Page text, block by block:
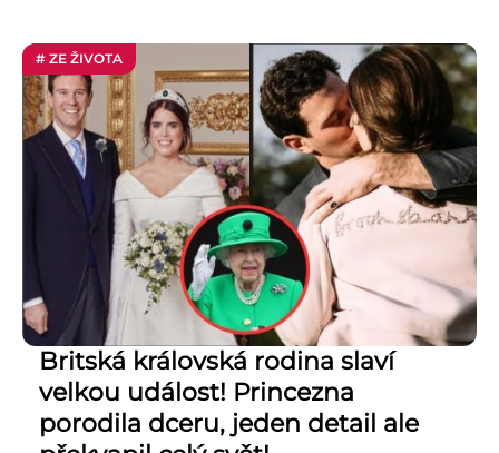
# ZE ŽIVOTA
Britská královská rodina slaví
velkou událost! Princezna
porodila dceru, jeden detail ale